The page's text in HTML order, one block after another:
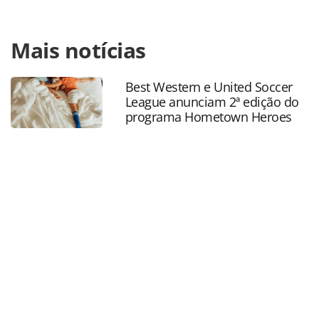
https://www.panrotas.com.br/aviacao/aeroportos/2023/
airport-movimenta-194-milhoes-de-passageiros-no-1o-
semestre_198273.html ou as ferramentas oferecidas na
página. Todo o conteúdo produzido pela PANROTAS
Editora é protegido pela legislação brasileira sobre direito
autoral. Não reproduza o conteúdo sem autorização da
Mais notícias
Best Western e United Soccer
League anunciam 2ª edição do
programa Hometown Heroes